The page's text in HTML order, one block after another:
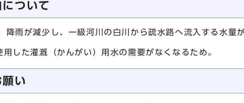
ついて
降雨が減少し、一級河川の白川から疏水路へ流入する水量
した灌漑（かんがい）用水の需要がなくなるため。
い